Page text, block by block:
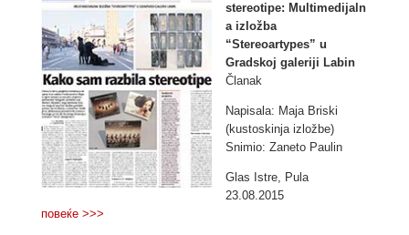
stereotipe: Multimedijaln
a izložba
“Stereoartypes” u
Gradskoj galeriji Labin
Članak
Napisala: Maja Briski
(kustoskinja izložbe)
Snimio: Zaneto Paulin
Glas Istre, Pula
23.08.2015
повеќе >>>